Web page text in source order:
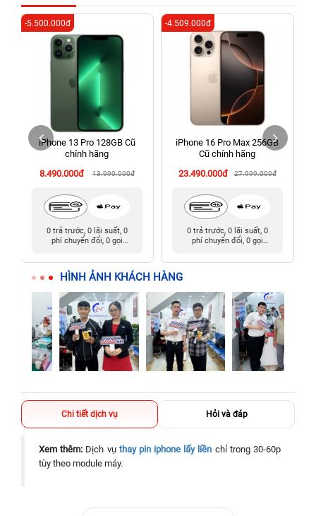
326 Lê Văn Việt, Tăng Nhơn Phú, Hồ Chí Minh (Q.9 TP. Thủ
Đức cũ)
256 Võ Văn Ngân, Thủ Đức, Hồ Chí Minh (Bình Thọ, TP. Thủ
Đức Cũ)
70 Nguyễn An Ninh, Dĩ An, Hồ Chí Minh (Bình Dương Cũ)
24h Vũng Tàu: 162A Ba Cu, Vũng Tàu, Hồ Chí Minh (TP. Vũng
Tàu cũ)
198 Hoàng Văn Thụ, Tân Sơn Nhất, Hồ Chí Minh (Tân Bình
iPhone 13 Pro 128GB Cũ
chính hãng
8.490.000đ
13.990.000đ
-5.500.000đ
0 trả trước, 0 lãi suất, 0
phí chuyển đổi, 0 gọi
iPhone 16 Pro Max 256GB
Cũ chính hãng
23.490.000đ
27.999.000đ
-4.509.000đ
0 trả trước, 0 lãi suất, 0
phí chuyển đổi, 0 gọi
HÌNH ẢNH KHÁCH HÀNG
Chi tiết dịch vụ Hỏi và đáp
Xem thêm: Dịch vụ thay pin iphone lấy liền chỉ trong 30-60p
tùy theo module máy.